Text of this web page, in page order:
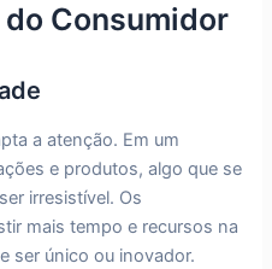
Consumidor
a atenção. Em um
e produtos, algo que se
irresistível. Os
mais tempo e recursos na
ser único ou inovador.